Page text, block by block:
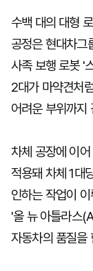
수백 대의 대형
공정은 현대차그
사족 보행 로봇 '
2대가 마약견처
어려운 부위까지
차체 공장에 이
적용돼 차체 1대
인하는 작업이
'올 뉴 아틀라스
자동차의 품질을